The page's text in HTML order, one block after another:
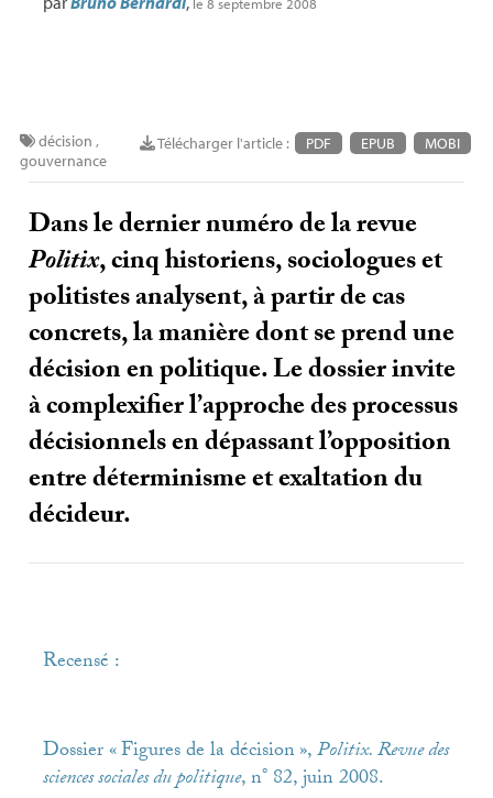
Télécharger l'article : PDF EPUB MOBI
décision ,
gouvernance
Dans le dernier numéro de la revue
Politix, cinq historiens, sociologues et
politistes analysent, à partir de cas
concrets, la manière dont se prend une
décision en politique. Le dossier invite
à complexifier l’approche des processus
décisionnels en dépassant l’opposition
entre déterminisme et exaltation du
décideur.
Recensé :
Dossier «Figures de la décision»,Politix. Revue des
sciences sociales du politique, n° 82, juin 2008.